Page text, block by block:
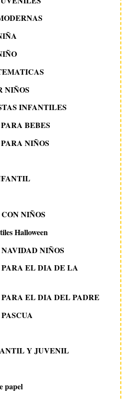
NIÑOS
INFANTILES
BEBES
NIÑOS
NIÑOS
Halloween
NIÑOS
EL DIA DE LA
EL DIA DEL PADRE
Y JUVENIL
papel